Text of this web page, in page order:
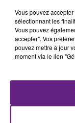
trois
talents
culinaires
dîner
participatif
Vous pouvez
sélectionnant les
Vous pouvez
accepter". Vos
pouvez mettre à jour
moment via le lien